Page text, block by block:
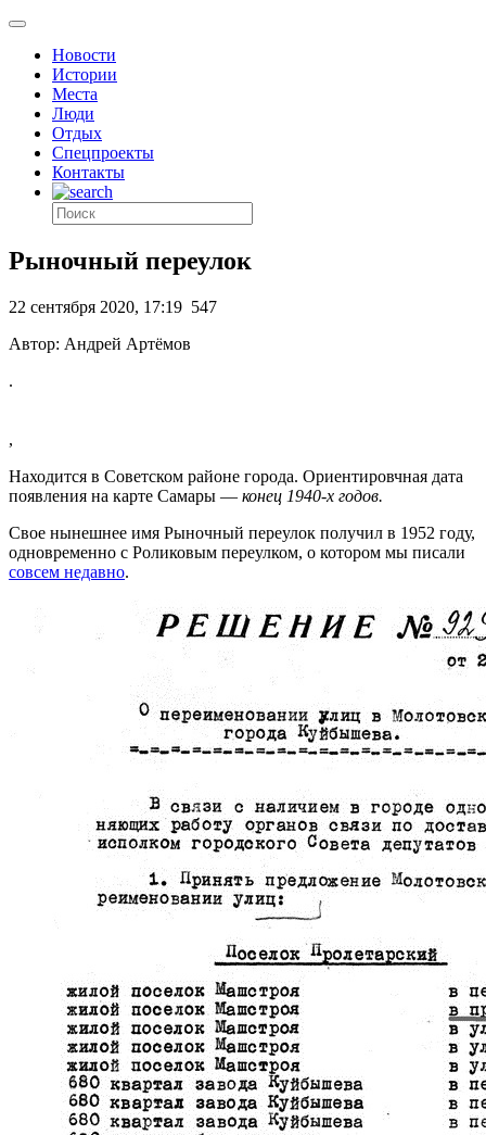
Новости
Истории
Места
Люди
Отдых
Спецпроекты
Контакты
Рыночный переулок
22 сентября 2020, 17:19 547
Автор: Андрей Артёмов
.
,
Находится в Советском районе города. Ориентировчная дата
появления на карте Самары — конец 1940-х годов.
Свое нынешнее имя Рыночный переулок получил в 1952 году,
одновременно с Роликовым переулком, о котором мы писали
совсем недавно.